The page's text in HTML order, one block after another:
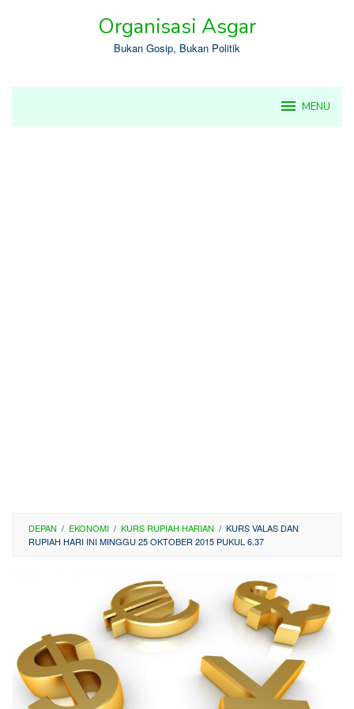
Organisasi Asgar
Bukan Gosip, Bukan Politik
MENU
DEPAN / EKONOMI / KURS RUPIAH HARIAN / KURS VALAS DAN
RUPIAH HARI INI MINGGU 25 OKTOBER 2015 PUKUL 6.37